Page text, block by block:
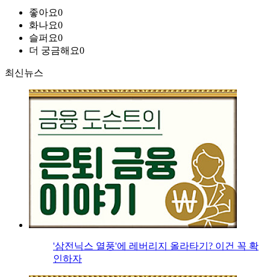
좋아요0
화나요0
슬퍼요0
더 궁금해요0
최신뉴스
'삼전닉스 열풍'에 레버리지 올라타기? 이건 꼭 확
인하자